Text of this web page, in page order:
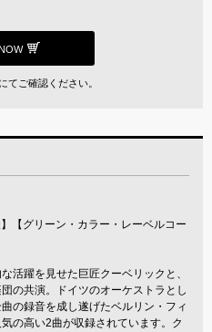
てご確認ください。
【グリーン・カラー・レーベルコー
活躍を見せた巨匠クーベリックと、
の共演。ドイツのオーケストラとし
の録音を成し遂げたベルリン・フィ
の高い2曲が収録されています。ク